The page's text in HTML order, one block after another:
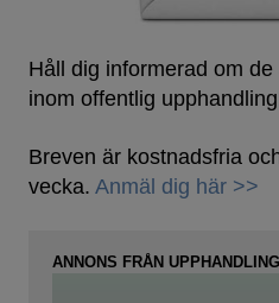
Håll dig informerad om
inom offentlig
Breven är kostnadsfria
vecka. Anmäl dig här >>
ANNONS FRÅN